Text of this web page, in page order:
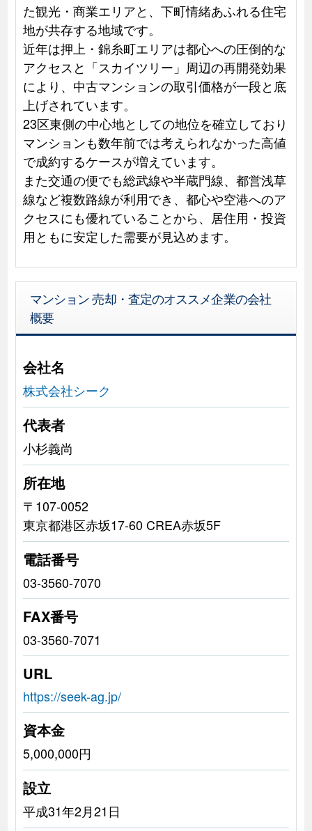
た観光・商業エリアと、下町情緒あふれる住宅
地が共存する地域です。
近年は押上・錦糸町エリアは都心への圧倒的な
アクセスと「スカイツリー」周辺の再開発効果
により、中古マンションの取引価格が一段と底
上げされています。
23区東側の中心地としての地位を確立しており
マンションも数年前では考えられなかった高値
で成約するケースが増えています。
また交通の便でも総武線や半蔵門線、都営浅草
線など複数路線が利用でき、都心や空港へのア
クセスにも優れていることから、居住用・投資
用ともに安定した需要が見込めます。
マンション 売却・査定のオススメ企業の会社
概要
会社名
株式会社シーク
代表者
小杉義尚
所在地
〒107-0052
東京都港区赤坂17-60 CREA赤坂5F
電話番号
03-3560-7070
FAX番号
03-3560-7071
URL
https://seek-ag.jp/
資本金
5,000,000円
設立
平成31年2月21日